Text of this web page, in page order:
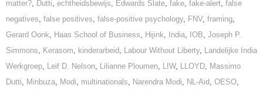
matter?, Dutti, echtheidsbewijs, Edwards Slate, fake, fake-alert, false
negatives, false positives, false-positive psychology, FNV, framing,
Gerard Oonk, Haas School of Business, Hijink, India, IOB, Joseph P.
Simmons, Kerasom, kinderarbeid, Labour Without Liberty, Landelijke India
Werkgroep, Leif D. Nelson, Lilianne Ploumen, LIW, LLOYD, Massimo
Dutti, Minbuza, Modi, multinationals, Narendra Modi, NL-Aid, OESO,